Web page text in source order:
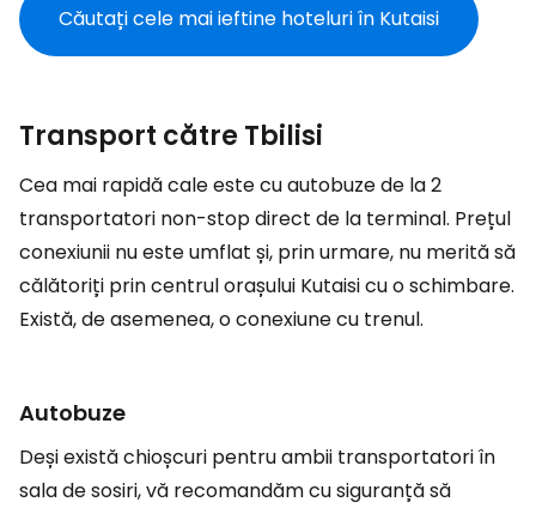
Căutați cele mai ieftine hoteluri în Kutaisi
Transport către Tbilisi
Cea mai rapidă cale este cu autobuze de la 2
transportatori non-stop direct de la terminal. Prețul
conexiunii nu este umflat și, prin urmare, nu merită să
călătoriți prin centrul orașului Kutaisi cu o schimbare.
Există, de asemenea, o conexiune cu trenul.
Autobuze
Deși există chioșcuri pentru ambii transportatori în
sala de sosiri, vă recomandăm cu siguranță să